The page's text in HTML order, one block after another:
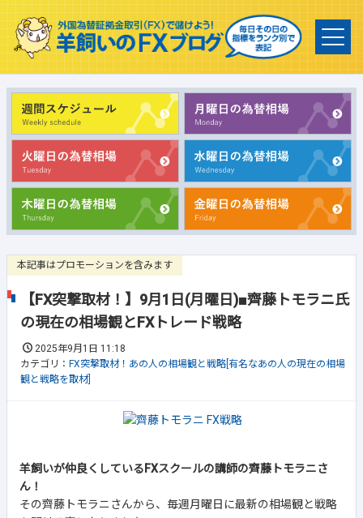
本記事はプロモーションを含みます
【FX突撃取材！】9月1日(月曜日)■齊藤トモラニ氏
の現在の相場観とFXトレード戦略
2025年9月1日 11:18
カテゴリ： FX突撃取材！あの人の相場観と戦略[有名なあの人の現在の相場
観と戦略を取材]
羊飼いが仲良くしているFXスクールの講師の齊藤トモラニさ
ん！
その齊藤トモラニさんから、毎週月曜日に最新の相場観と戦略